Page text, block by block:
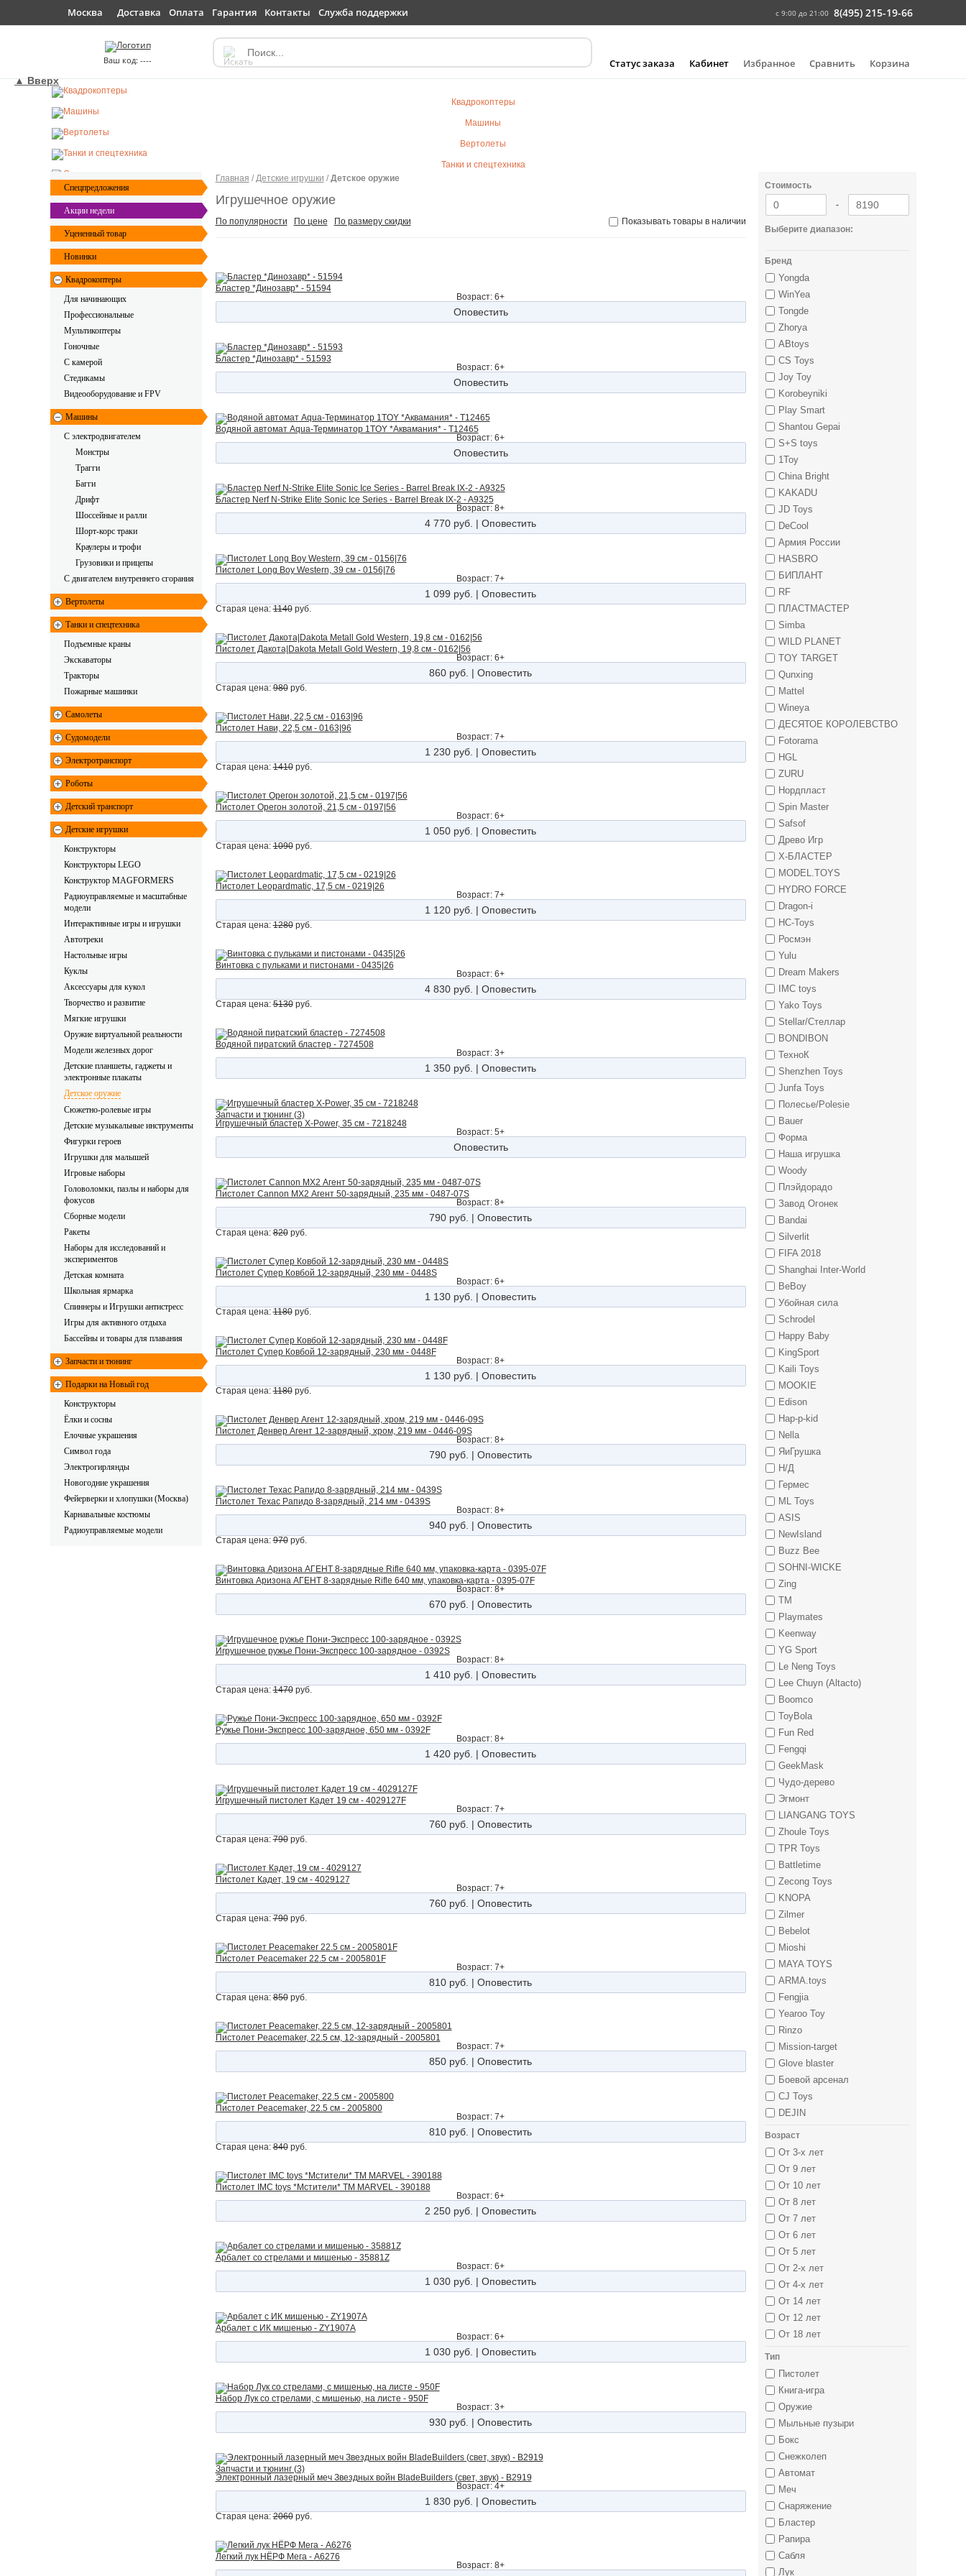
Москва Доставка Оплата Гарантия Контакты Служба поддержки с 9:00 до 21:00 8(495) 215-19-66
---- Статус заказа Кабинет Избранное Сравнить Корзина
Квадрокоптеры
Машины
Вертолеты
Танки и спецтехника
Конструкторы
Спецпредложения
Акции недели
Уцененный товар
Новинки
Квадрокоптеры
Для начинающих
Профессиональные
Мультикоптеры
Гоночные
C камерой
Стедикамы
Видеооборудование и FPV
Машины
С электродвигателем
Монстры
Трагги
Багги
Дрифт
Шоссейные и ралли
Шорт-корс траки
Краулеры и трофи
Грузовики и прицепы
С двигателем внутреннего сгорания
Вертолеты
Танки и спецтехника
Подъемные краны
Экскаваторы
Тракторы
Пожарные машинки
Самолеты
Судомодели
Электротранспорт
Роботы
Детский транспорт
Детские игрушки
Конструкторы
Конструкторы LEGO
Конструктор MAGFORMERS
Радиоуправляемые и масштабные
модели
Интерактивные игры и игрушки
Автотреки
Настольные игры
Куклы
Аксессуары для кукол
Творчество и развитие
Мягкие игрушки
Оружие виртуальной реальности
Модели железных дорог
Детские планшеты, гаджеты и
электронные плакаты
Детское оружие
Сюжетно-ролевые игры
Детские музыкальные инструменты
Фигурки героев
Игрушки для малышей
Игровые наборы
Головоломки, пазлы и наборы для
фокусов
Сборные модели
Ракеты
Наборы для исследований и
экспериментов
Детская комната
Школьная ярмарка
Спиннеры и Игрушки антистресс
Игры для активного отдыха
Бассейны и товары для плавания
Запчасти и тюнинг
Подарки на Новый год
Конструкторы
Ёлки и сосны
Елочные украшения
Символ года
Электрогирлянды
Новогодние украшения
Фейерверки и хлопушки (Москва)
Карнавальные костюмы
Радиоуправляемые модели
Главная / Детские игрушки / Детское оружие
Игрушечное оружие
По популярности По цене По размеру скидки Показывать товары в наличии
Бластер *Динозавр* - 51594
Возраст: 6+
Оповестить
Бластер *Динозавр* - 51593
Возраст: 6+
Оповестить
Водяной автомат Aqua-Терминатор 1TOY *Аквамания* - Т12465
Возраст: 6+
Оповестить
Бластер Nerf N-Strike Elite Sonic Ice Series - Barrel Break IX-2 - A9325
Возраст: 8+
4 770 руб. | Оповестить
Пистолет Long Boy Western, 39 см - 0156|76
Возраст: 7+
1 099 руб. | Оповестить
Старая цена:1140руб.
Пистолет Дакота|Dakota Metall Gold Western, 19,8 см - 0162|56
Возраст: 6+
860 руб. | Оповестить
Старая цена:980руб.
Пистолет Нави, 22,5 см - 0163|96
Возраст: 7+
1 230 руб. | Оповестить
Старая цена:1410руб.
Пистолет Орегон золотой, 21,5 см - 0197|56
Возраст: 6+
1 050 руб. | Оповестить
Старая цена:1090руб.
Пистолет Leopardmatic, 17,5 см - 0219|26
Возраст: 7+
1 120 руб. | Оповестить
Старая цена:1280руб.
Винтовка с пульками и пистонами - 0435|26
Возраст: 6+
4 830 руб. | Оповестить
Старая цена:5130руб.
Водяной пиратский бластер - 7274508
Возраст: 3+
1 350 руб. | Оповестить
Запчасти и тюнинг (3)
Игрушечный бластер X-Power, 35 см - 7218248
Возраст: 5+
Оповестить
Пистолет Cannon MX2 Агент 50-зарядный, 235 мм - 0487-07S
Возраст: 8+
790 руб. | Оповестить
Старая цена:820руб.
Пистолет Супер Ковбой 12-зарядный, 230 мм - 0448S
Возраст: 6+
1 130 руб. | Оповестить
Старая цена:1180руб.
Пистолет Супер Ковбой 12-зарядный, 230 мм - 0448F
Возраст: 8+
1 130 руб. | Оповестить
Старая цена:1180руб.
Пистолет Денвер Агент 12-зарядный, хром, 219 мм - 0446-09S
Возраст: 8+
790 руб. | Оповестить
Пистолет Техас Рапидо 8-зарядный, 214 мм - 0439S
Возраст: 8+
940 руб. | Оповестить
Старая цена:970руб.
Винтовка Аризона АГЕНТ 8-зарядные Rifle 640 мм, упаковка-карта - 0395-07F
Возраст: 8+
670 руб. | Оповестить
Игрушечное ружье Пони-Экспресс 100-зарядное - 0392S
Возраст: 8+
1 410 руб. | Оповестить
Старая цена:1470руб.
Ружье Пони-Экспресс 100-зарядное, 650 мм - 0392F
Возраст: 8+
1 420 руб. | Оповестить
Игрушечный пистолет Кадет 19 см - 4029127F
Возраст: 7+
760 руб. | Оповестить
Старая цена:790руб.
Пистолет Кадет, 19 см - 4029127
Возраст: 7+
760 руб. | Оповестить
Старая цена:790руб.
Пистолет Peacemaker 22.5 см - 2005801F
Возраст: 7+
810 руб. | Оповестить
Старая цена:850руб.
Пистолет Peacemaker, 22.5 см, 12-зарядный - 2005801
Возраст: 7+
850 руб. | Оповестить
Пистолет Peacemaker, 22.5 см - 2005800
Возраст: 7+
810 руб. | Оповестить
Старая цена:840руб.
Пистолет IMC toys *Мстители* ТМ MARVEL - 390188
Возраст: 6+
2 250 руб. | Оповестить
Арбалет со стрелами и мишенью - 35881Z
Возраст: 6+
1 030 руб. | Оповестить
Арбалет с ИК мишенью - ZY1907A
Возраст: 6+
1 030 руб. | Оповестить
Набор Лук со стрелами, с мишенью, на листе - 950F
Возраст: 3+
930 руб. | Оповестить
Запчасти и тюнинг (3)
Электронный лазерный меч Звездных войн BladeBuilders (свет, звук) - B2919
Возраст: 4+
1 830 руб. | Оповестить
Старая цена:2060руб.
Легкий лук НЁРФ Мега - A6276
Возраст: 8+
Стоимость
-
Выберите диапазон:
Бренд
Yongda
WinYea
Tongde
Zhorya
ABtoys
CS Toys
Joy Toy
Korobeyniki
Play Smart
Shantou Gepai
S+S toys
1Toy
China Bright
KAKADU
JD Toys
DeCool
Армия России
HASBRO
БИПЛАНТ
RF
ПЛАСТМАСТЕР
Simba
WILD PLANET
TOY TARGET
Qunxing
Mattel
Wineya
ДЕСЯТОЕ КОРОЛЕВСТВО
Fotorama
HGL
ZURU
Нордпласт
Spin Master
Safsof
Древо Игр
Х-БЛАСТЕР
MODEL.TOYS
HYDRO FORCE
Dragon-i
HC-Toys
Росмэн
Yulu
Dream Makers
IMC toys
Yako Toys
Stellar/Стеллар
BONDIBON
ТехноК
Shenzhen Toys
Junfa Toys
Полесье/Polesie
Bauer
Форма
Наша игрушка
Woody
Плэйдорадо
Завод Огонек
Bandai
Silverlit
FIFA 2018
Shanghai Inter-World
BeBoy
Убойная сила
Schrodel
Happy Baby
KingSport
Kaili Toys
MOOKIE
Edison
Hap-p-kid
Nella
ЯиГрушка
Н/Д
Гермес
ML Toys
ASIS
NewIsland
Buzz Bee
SOHNI-WICKE
Zing
TM
Playmates
Keenway
YG Sport
Le Neng Toys
Lee Chuyn (Altacto)
Boomco
ToyBola
Fun Red
Fengqi
GeekMask
Чудо-дерево
Эгмонт
LIANGANG TOYS
Zhoule Toys
TPR Toys
Battletime
Zecong Toys
KNOPA
Zilmer
Bebelot
Mioshi
MAYA TOYS
ARMA.toys
Fengjia
Yearoo Toy
Rinzo
Mission-target
Glove blaster
Боевой арсенал
CJ Toys
DEJIN
Возраст
От 3-х лет
От 9 лет
От 10 лет
От 8 лет
От 7 лет
От 6 лет
От 5 лет
От 2-х лет
От 4-х лет
От 14 лет
От 12 лет
От 18 лет
Тип
Пистолет
Книга-игра
Оружие
Мыльные пузыри
Бокс
Снежколеп
Автомат
Меч
Снаряжение
Бластер
Рапира
Сабля
Лук
▲ Вверх